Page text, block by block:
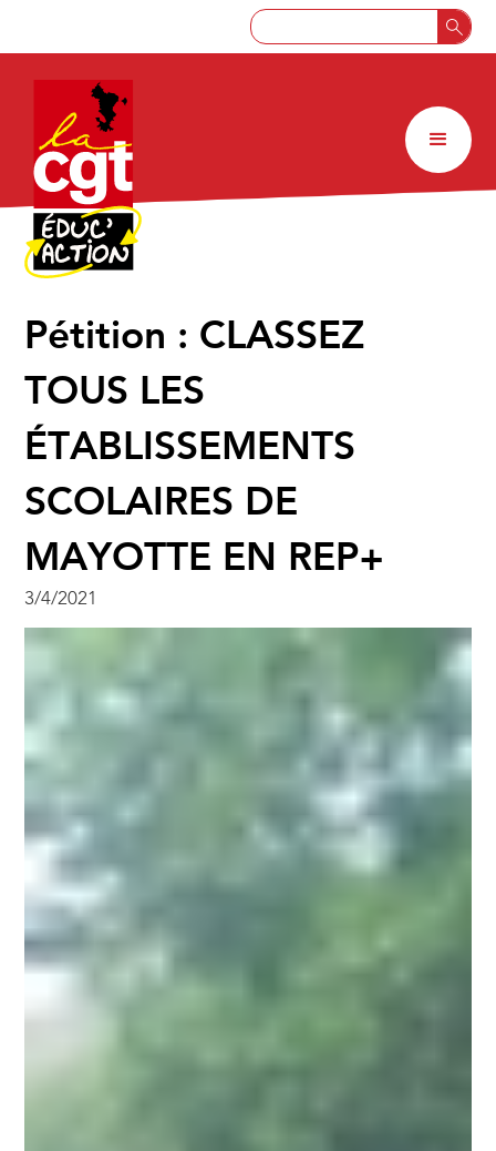
Pétition : CLASSEZ
TOUS LES
ÉTABLISSEMENTS
SCOLAIRES DE
MAYOTTE EN REP+
3/4/2021